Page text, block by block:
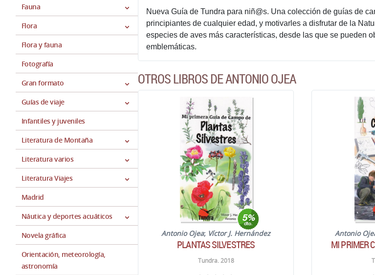
Fauna
Flora
Flora y fauna
Fotografía
Gran formato
Guías de viaje
Infantiles y juveniles
Literatura de Montaña
Literatura varios
Literatura Viajes
Madrid
Náutica y deportes acuáticos
Novela gráfica
Orientación, meteorología,
astronomía
Nueva Guía de Tundra para niñ@s. Una colección de guías de
principiantes de cualquier edad, y motivarles a disfrutar de la
especies de aves más características, desde las que se pueden
emblemáticas.
OTROS LIBROS DE ANTONIO OJEA
Antonio Ojea; Víctor J. Hernández
PLANTAS SILVESTRES
Tundra. 2018
Antonio
MI PRIMER